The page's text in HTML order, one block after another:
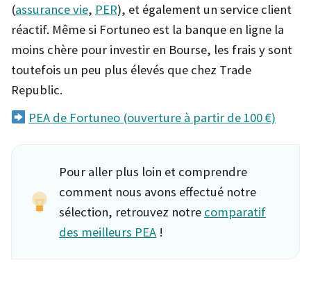
(assurance vie, PER), et également un service client
réactif. Même si Fortuneo est la banque en ligne la
moins chère pour investir en Bourse, les frais y sont
toutefois un peu plus élevés que chez Trade
Republic.
PEA de Fortuneo (ouverture à partir de 100 €)
Pour aller plus loin et comprendre
comment nous avons effectué notre
sélection, retrouvez notre comparatif
des meilleurs PEA !